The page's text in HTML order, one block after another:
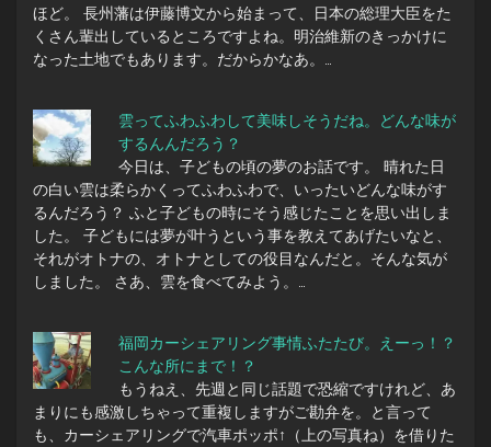
ほど。 長州藩は伊藤博文から始まって、日本の総理大臣をた
くさん輩出しているところですよね。明治維新のきっかけに
なった土地でもあります。だからかなあ。…
雲ってふわふわして美味しそうだね。どんな味が
するんんだろう？
今日は、子どもの頃の夢のお話です。 晴れた日
の白い雲は柔らかくってふわふわで、いったいどんな味がす
るんだろう？ ふと子どもの時にそう感じたことを思い出しま
した。 子どもには夢が叶うという事を教えてあげたいなと、
それがオトナの、オトナとしての役目なんだと。そんな気が
しました。 さあ、雲を食べてみよう。…
福岡カーシェアリング事情ふたたび。えーっ！？
こんな所にまで！？
もうねえ、先週と同じ話題で恐縮ですけれど、あ
まりにも感激しちゃって重複しますがご勘弁を。と言って
も、カーシェアリングで汽車ポッポ↑（上の写真ね）を借りた